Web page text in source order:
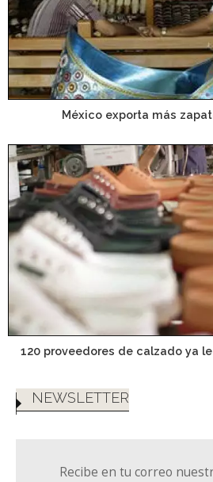
México exporta más
120 proveedores de calzado ya
NEWSLETTER
Recibe en tu correo